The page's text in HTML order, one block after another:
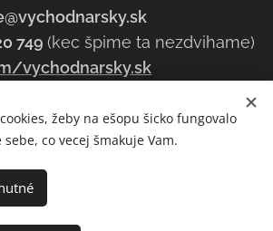
749 (kec špime ta nezdvihame)
vychodnarsky.sk
| Šicke kravy mame ohradzene!
žeby na ešopu šicko fungovalo
co vecej šmakuje Vam.